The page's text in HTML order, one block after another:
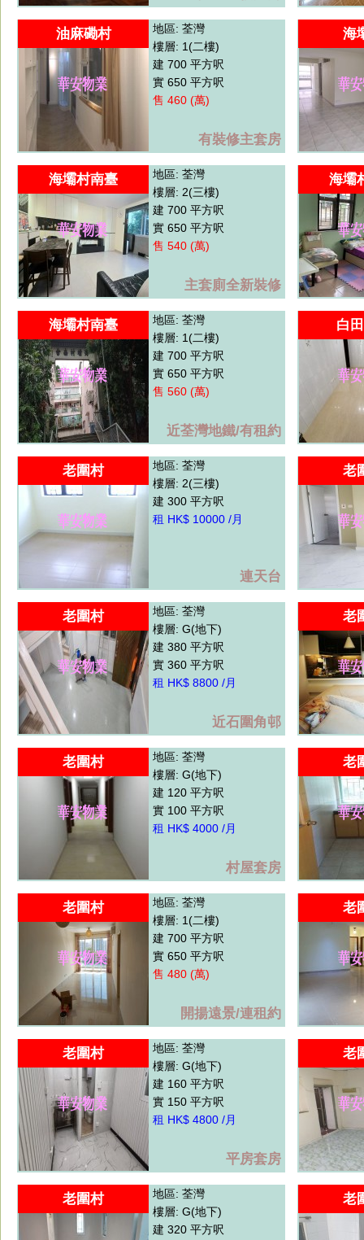
油麻磡村
地區: 荃灣
樓層: 1(二樓)
建 700 平方呎
實 650 平方呎
售 460 (萬)
有裝修主套房
海
海壩村南臺
地區: 荃灣
樓層: 2(三樓)
建 700 平方呎
實 650 平方呎
售 540 (萬)
主套廁全新裝修
海壩
海壩村南臺
地區: 荃灣
樓層: 1(二樓)
建 700 平方呎
實 650 平方呎
售 560 (萬)
近荃灣地鐵/有租約
白
老圍村
地區: 荃灣
樓層: 2(三樓)
建 300 平方呎
租 HK$ 10000 /月
連天台
老
老圍村
地區: 荃灣
樓層: G(地下)
建 380 平方呎
實 360 平方呎
租 HK$ 8800 /月
近石圍角邨
老
老圍村
地區: 荃灣
樓層: G(地下)
建 120 平方呎
實 100 平方呎
租 HK$ 4000 /月
村屋套房
老
老圍村
地區: 荃灣
樓層: 1(二樓)
建 700 平方呎
實 650 平方呎
售 480 (萬)
開揚遠景/連租約
老
老圍村
地區: 荃灣
樓層: G(地下)
建 160 平方呎
實 150 平方呎
租 HK$ 4800 /月
平房套房
老
老圍村
地區: 荃灣
樓層: G(地下)
建 320 平方呎
老